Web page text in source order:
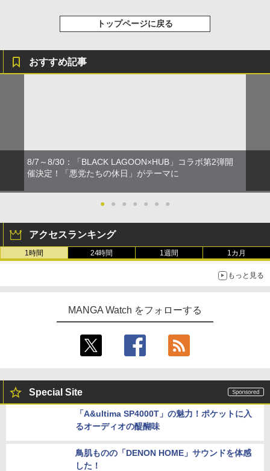
トップページに戻る
おすすめ記事
8/7～8/30：「BLACK LAGOON×HUB」コラボ第2弾開
催決定！「悪党たちの休日」がテーマに
● ● ● ● ● ● ●
アクセスランキング
1時間 24時間 1週間 1カ月
【グラビア】「STU48 中村舞 2nd写真集（仮）」先行カット第2
【グラビア】「SPA!デジタル写真集 江籠裕奈『エンジェルボデ
ィ』」より誌面カットを公開！
ホテルですることは……「30まで独りだったら一緒に暮らそう
って言ったよね？」第8話が無料公開。一緒にお風呂！
ーやアザーカットを公開！
タイトルは「offcourt（オフコート）」に決定
【グラビア】東雲うみさんが表紙＆フォトブックに登場！「週刊
SPA! 8月19日号」本日発売